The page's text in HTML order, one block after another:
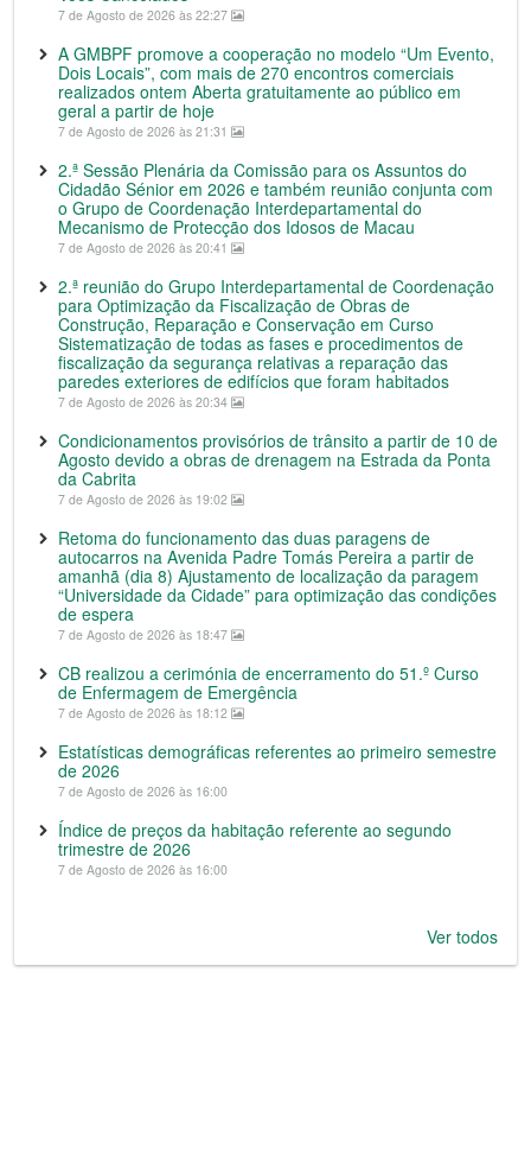
7 de Agosto de 2026 às 22:27
A GMBPF promove a cooperação no modelo “Um Evento,
Dois Locais”, com mais de 270 encontros comerciais
realizados ontem Aberta gratuitamente ao público em
geral a partir de hoje
7 de Agosto de 2026 às 21:31
2.ª Sessão Plenária da Comissão para os Assuntos do
Cidadão Sénior em 2026 e também reunião conjunta com
o Grupo de Coordenação Interdepartamental do
Mecanismo de Protecção dos Idosos de Macau
7 de Agosto de 2026 às 20:41
2.ª reunião do Grupo Interdepartamental de Coordenação
para Optimização da Fiscalização de Obras de
Construção, Reparação e Conservação em Curso
Sistematização de todas as fases e procedimentos de
fiscalização da segurança relativas a reparação das
paredes exteriores de edifícios que foram habitados
7 de Agosto de 2026 às 20:34
Condicionamentos provisórios de trânsito a partir de 10 de
Agosto devido a obras de drenagem na Estrada da Ponta
da Cabrita
7 de Agosto de 2026 às 19:02
Retoma do funcionamento das duas paragens de
autocarros na Avenida Padre Tomás Pereira a partir de
amanhã (dia 8) Ajustamento de localização da paragem
“Universidade da Cidade” para optimização das condições
de espera
7 de Agosto de 2026 às 18:47
CB realizou a cerimónia de encerramento do 51.º Curso
de Enfermagem de Emergência
7 de Agosto de 2026 às 18:12
Estatísticas demográficas referentes ao primeiro semestre
de 2026
7 de Agosto de 2026 às 16:00
Índice de preços da habitação referente ao segundo
trimestre de 2026
7 de Agosto de 2026 às 16:00
Ver todos